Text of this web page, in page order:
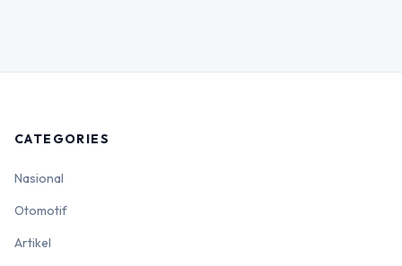
CATEGORIES
Nasional
Otomotif
Artikel